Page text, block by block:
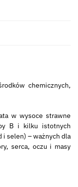
chemicznych,
w wysoce strawne
B i kilku istotnych
i selen) – ważnych dla
serca, oczu i masy